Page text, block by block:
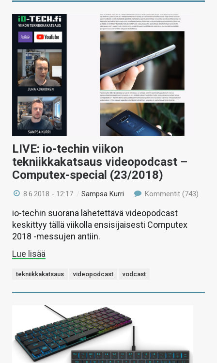
LIVE: io-techin viikon
tekniikkakatsaus videopodcast –
Computex-special (23/2018)
8.6.2018 - 12:17 /Sampsa Kurri Kommentit (743)
io-techin suorana lähetettävä videopodcast
keskittyy tällä viikolla ensisijaisesti Computex
2018 -messujen antiin.
Lue lisää
tekniikkakatsaus videopodcast vodcast